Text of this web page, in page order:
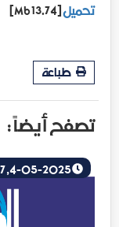
تحميل[13.74 Mb]
طباعة
تصفح أيضاً :